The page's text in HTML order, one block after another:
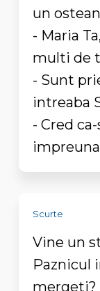
un
- Maria
multi de
- Sunt
intreaba
- Cred
Scurte
Vine un
Paznicul
mergeti?